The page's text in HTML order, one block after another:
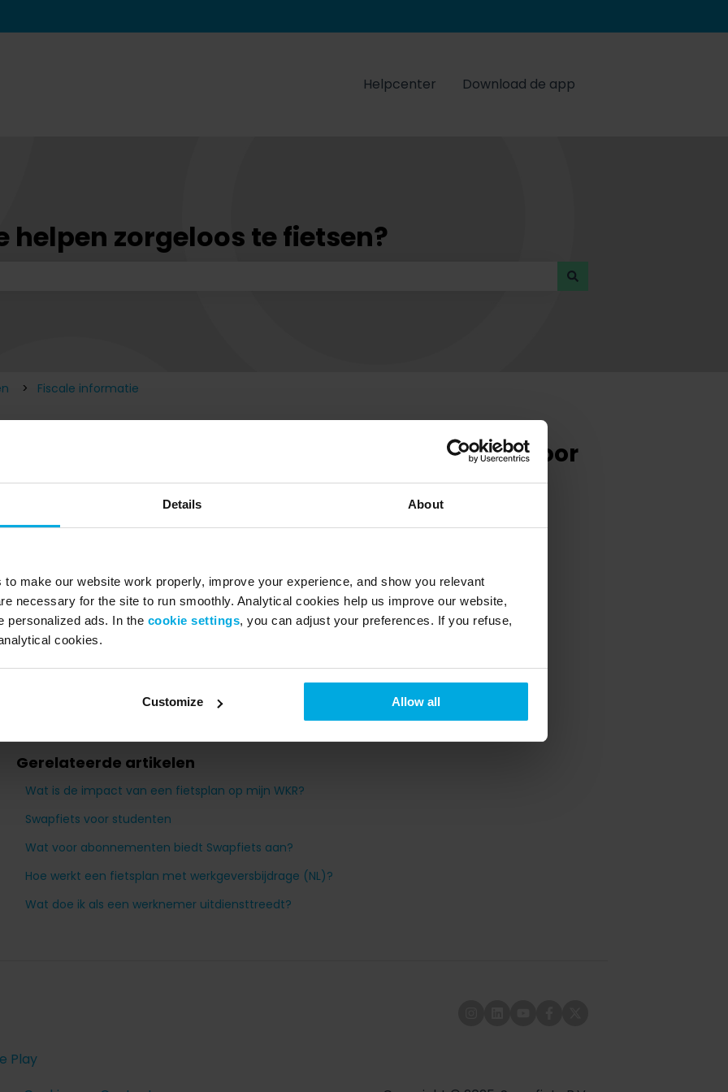
Details About
make our website work properly, improve your experience, and show you relevant
necessary for the site to run smoothly. Analytical cookies help us improve our website,
personalized ads. In the cookie settings, you can adjust your preferences. If you refuse,
cookies.
Customize Allow all
Helpcenter Download de app
helpen zorgeloos te fietsen?
Fiscale informatie
Wat is de calatoguswaarde per Swapfiets, voor
fiscale en administratieve doeleinden?
De cataloguswaarde per fietstype kan hieronder worden gevonden:
- Power 1 €1500 incl. BTW
- Deluxe 7 €450 incl. BTW
- Original €350 incl. BTW
Gerelateerde artikelen
Wat is de impact van een fietsplan op mijn WKR?
Swapfiets voor studenten
Wat voor abonnementen biedt Swapfiets aan?
Hoe werkt een fietsplan met werkgeversbijdrage (NL)?
Wat doe ik als een werknemer uitdiensttreedt?
Play